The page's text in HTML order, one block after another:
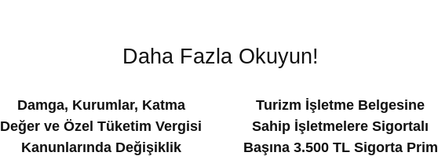
Daha Fazla Okuyun!
Damga, Kurumlar, Katma
Değer ve Özel Tüketim Vergisi
Kanunlarında Değişiklik
Turizm İşletme Belgesine
Sahip İşletmelere Sigortalı
Başına 3.500 TL Sigorta Prim